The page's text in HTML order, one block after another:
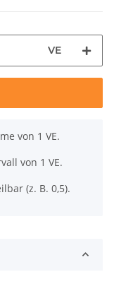
VE
von 1 VE.
von 1 VE.
(z. B. 0,5).